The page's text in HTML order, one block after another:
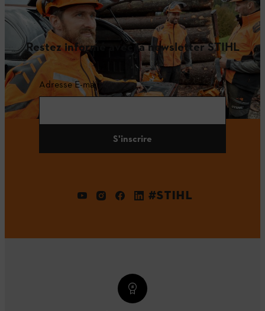
Restez informé avec la newsletter STIHL
Adresse E-mail
S'inscrire
#STIHL